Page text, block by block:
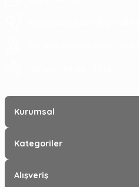
Kurumsal
Kategoriler
Alışveriş